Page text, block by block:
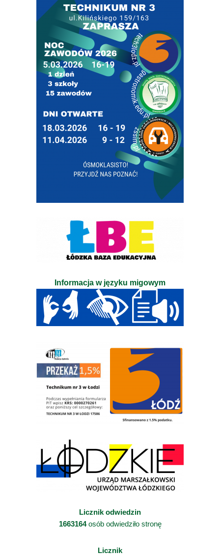
Informacja w języku migowym
Licznik odwiedzin
1663164osób odwiedziło stronę
Licznik